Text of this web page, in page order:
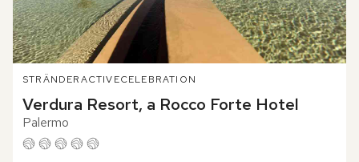
STRÄNDERACTIVECELEBRATION
Verdura Resort, a Rocco Forte Hotel
Palermo